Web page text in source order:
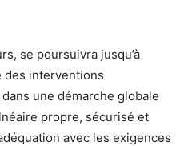
se poursuivra jusqu’à
des interventions
une démarche globale
propre, sécurisé et
avec les exigences